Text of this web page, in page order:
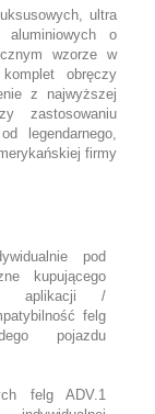
ultra
aluminiowych o
wzorze w
obręczy
z najwyższej
zastosowaniu
legendarnego,
firmy
pod
kupującego
aplikacji /
felg
pojazdu
felg ADV.1